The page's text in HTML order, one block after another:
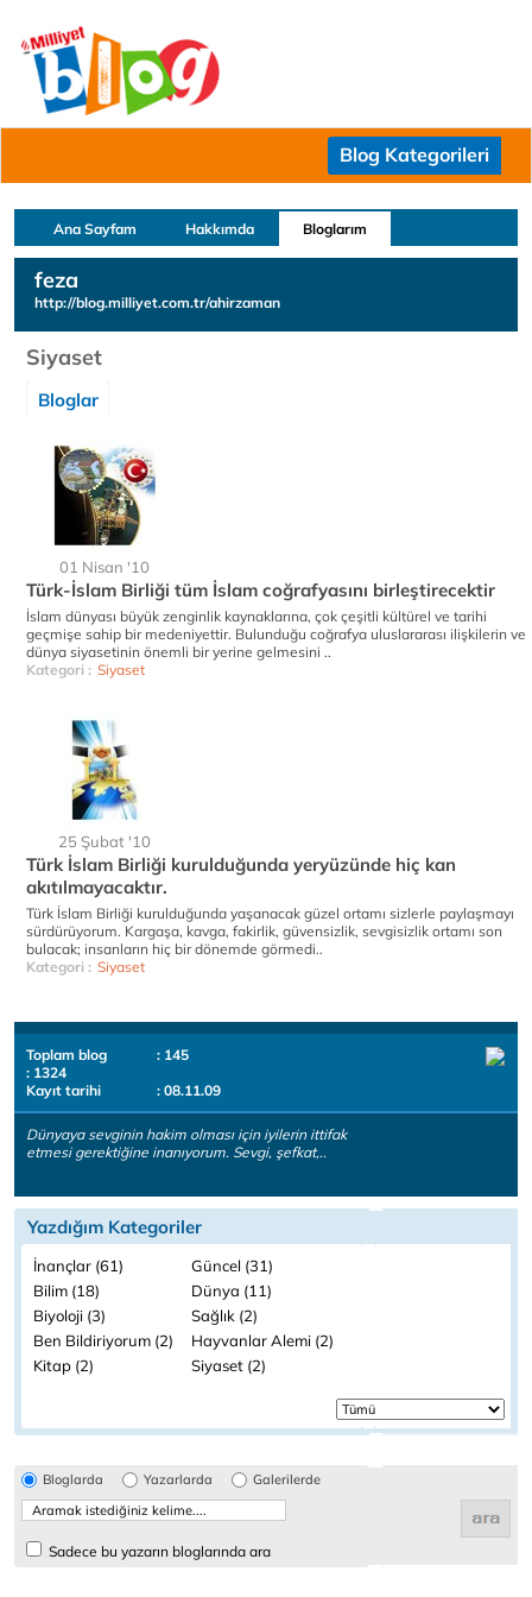
Blog Kategorileri
Ana Sayfam Hakkımda Bloglarım
feza
http://blog.milliyet.com.tr/ahirzaman
Siyaset
Bloglar
01 Nisan '10
Türk-İslam Birliği tüm İslam coğrafyasını birleştirecektir
İslam dünyası büyük zenginlik kaynaklarına, çok çeşitli kültürel ve tarihi
geçmişe sahip bir medeniyettir. Bulunduğu coğrafya uluslararası ilişkilerin ve
dünya siyasetinin önemli bir yerine gelmesini ..
Kategori : Siyaset
25 Şubat '10
Türk İslam Birliği kurulduğunda yeryüzünde hiç kan
akıtılmayacaktır.
Türk İslam Birliği kurulduğunda yaşanacak güzel ortamı sizlerle paylaşmayı
sürdürüyorum. Kargaşa, kavga, fakirlik, güvensizlik, sevgisizlik ortamı son
bulacak; insanların hiç bir dönemde görmedi..
Kategori : Siyaset
Toplam blog
: 145
: 1324
Kayıt tarihi
: 08.11.09
Dünyaya sevginin hakim olması için iyilerin ittifak
etmesi gerektiğine inanıyorum. Sevgi, şefkat,..
Yazdığım Kategoriler
İnançlar (61)
Güncel (31)
Bilim (18)
Dünya (11)
Biyoloji (3)
Sağlık (2)
Ben Bildiriyorum (2)
Hayvanlar Alemi (2)
Kitap (2)
Siyaset (2)
Bloglarda Yazarlarda Galerilerde
Sadece bu yazarın bloglarında ara